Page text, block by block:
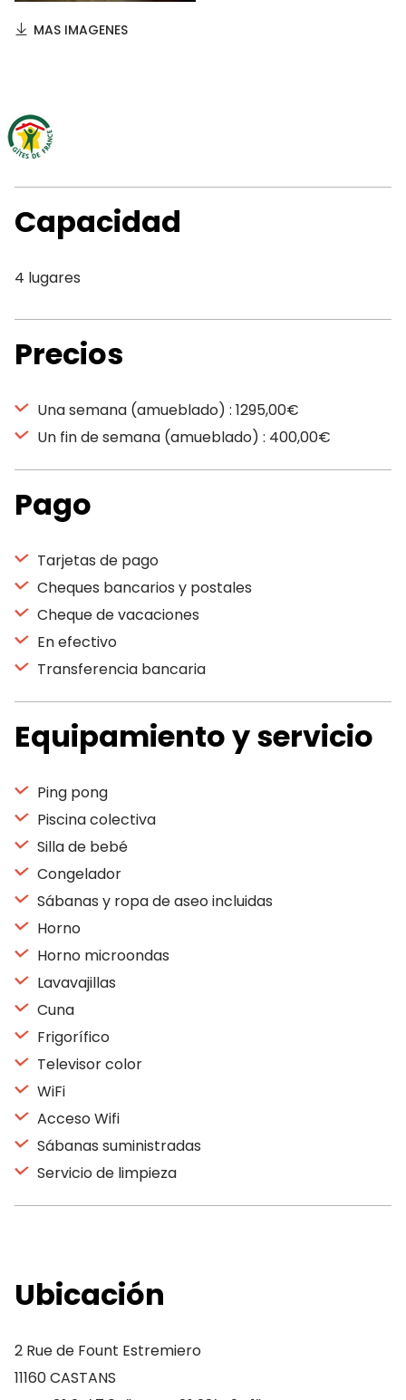
MAS IMAGENES
Capacidad
4 lugares
Precios
Una semana (amueblado) : 1295,00€
Un fin de semana (amueblado) : 400,00€
Pago
Tarjetas de pago
Cheques bancarios y postales
Cheque de vacaciones
En efectivo
Transferencia bancaria
Equipamiento y servicio
Ping pong
Piscina colectiva
Silla de bebé
Congelador
Sábanas y ropa de aseo incluidas
Horno
Horno microondas
Lavavajillas
Cuna
Frigorífico
Televisor color
WiFi
Acceso Wifi
Sábanas suministradas
Servicio de limpieza
Ubicación
2 Rue de Fount Estremiero
11160 CASTANS